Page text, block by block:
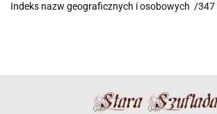
Indeks nazw geograficznych i osobowych /347